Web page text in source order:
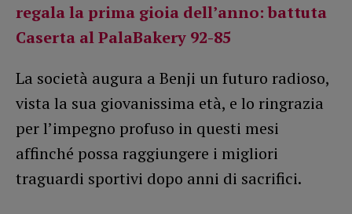
regala la prima gioia dell’anno: battuta
Caserta al PalaBakery 92-85
La società augura a Benji un futuro radioso,
vista la sua giovanissima età, e lo ringrazia
per l’impegno profuso in questi mesi
affinché possa raggiungere i migliori
traguardi sportivi dopo anni di sacrifici.